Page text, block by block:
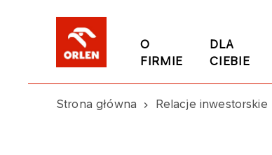
O
FIRMIE
DLA
CIEBIE
Strona główna Relacje inwestorskie